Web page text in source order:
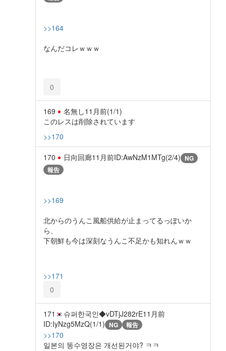
>>164
なんだコレｗｗｗ
0
169 名無し11月前(1/1)
このレスは削除されています
>>170
170 日向回廊11月前ID:AwNzM1MTg(2/4) NG
報告
>>169
北からのうんこ風船供給が止まってるっぽいか
ら、
下朝鮮も今は深刻なうんこ不足かも知れんｗｗ
>>171
0
171 슈퍼한국인◆vDTjJ282rE11月前
ID:IyNzg5MzQ(1/1) NG 報告
>>170
일본의 똥수영장은 개선된거야? ㅋㅋ